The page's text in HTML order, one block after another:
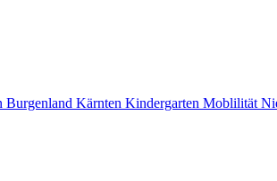
Burgenland Kärnten Kindergarten Moblilität